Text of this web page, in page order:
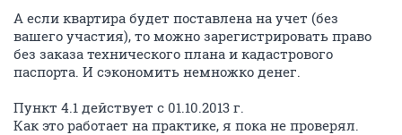
А если квартира будет поставлена на учет (без
вашего участия), то можно зарегистрировать право
без заказа технического плана и кадастрового
паспорта. И сэкономить немножко денег.
Пункт 4.1 действует с 01.10.2013 г.
Как это работает на практике, я пока не проверял.